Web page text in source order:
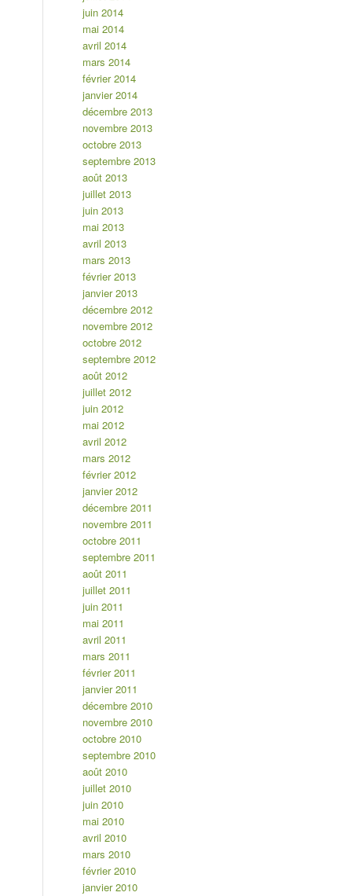
juin 2014
mai 2014
avril 2014
mars 2014
février 2014
janvier 2014
décembre 2013
novembre 2013
octobre 2013
septembre 2013
août 2013
juillet 2013
juin 2013
mai 2013
avril 2013
mars 2013
février 2013
janvier 2013
décembre 2012
novembre 2012
octobre 2012
septembre 2012
août 2012
juillet 2012
juin 2012
mai 2012
avril 2012
mars 2012
février 2012
janvier 2012
décembre 2011
novembre 2011
octobre 2011
septembre 2011
août 2011
juillet 2011
juin 2011
mai 2011
avril 2011
mars 2011
février 2011
janvier 2011
décembre 2010
novembre 2010
octobre 2010
septembre 2010
août 2010
juillet 2010
juin 2010
mai 2010
avril 2010
mars 2010
février 2010
janvier 2010